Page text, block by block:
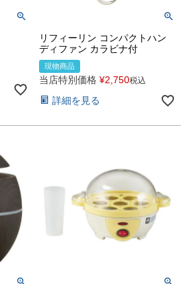
リフィーリン コンパクトハン
ディファン カラビナ付
現物商品
当店特別価格 ¥2,750税込
詳細を見る